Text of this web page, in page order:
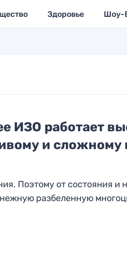
Здоровье Шоу-
ИЗО работает
и сложному
Поэтому от состояния и
разбеленную